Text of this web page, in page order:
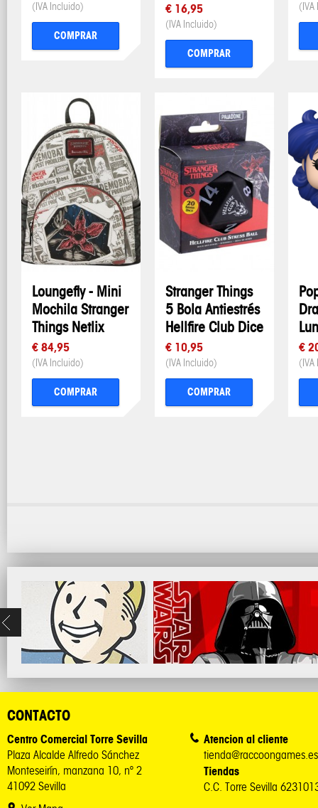
(IVA Incluido)
COMPRAR
€ 16,95
(IVA Incluido)
COMPRAR
Loungefly - Mini
Mochila Stranger
Things Netlix
€ 84,95
(IVA Incluido)
COMPRAR
Stranger Things
5 Bola Antiestrés
Hellfire Club Dice
€ 10,95
(IVA Incluido)
COMPRAR
€
CONTACTO
Centro Comercial Torre Sevilla
Plaza Alcalde Alfredo Sánchez
Monteseirín, manzana 10, nº 2
41092 Sevilla
Atencion al cliente
tienda@raccoongames.es
Tiendas
C.C. Torre Sevilla